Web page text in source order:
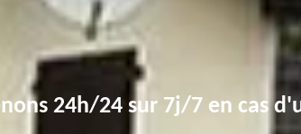
24h/24 sur 7j/7 en cas